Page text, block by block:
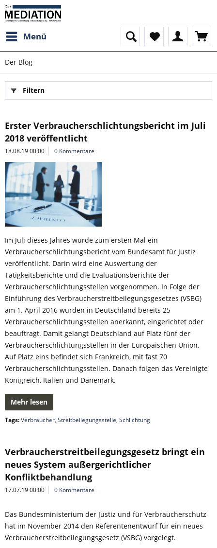
Menü
Der Blog
Filtern
Erster Verbraucherschlichtungsbericht im Juli
2018 veröffentlicht
18.08.19 00:00 0 Kommentare
Im Juli dieses Jahres wurde zum ersten Mal ein
Verbraucherschlichtungsbericht vom Bundesamt für Justiz
veröffentlicht. Darin wird eine Auswertung der
Tätigkeitsberichte und die Evaluationsberichte der
Verbraucherschlichtungsstellen vorgenommen. In Folge der
Einführung des Verbraucherstreitbeilegungsgesetzes (VSBG)
am 1. April 2016 wurden in Deutschland bereits 25
Verbraucherschlichtungsstellen anerkannt, eingerichtet oder
beauftragt. Damit gelangt Deutschland auf Platz fünf der
Verbraucherschlichtungsstellen in der Europäischen Union.
Auf Platz eins befindet sich Frankreich, mit fast 70
Verbraucherschlichtungsstellen. Danach folgen das Vereinigte
Königreich, Italien und Dänemark.
Mehr lesen
Tags:Verbraucher, Streitbeilegungsstelle, Schlichtung
Verbraucherstreitbeilegungsgesetz bringt ein
neues System außergerichtlicher
Konfliktbehandlung
17.07.19 00:00 0 Kommentare
Das Bundesministerium der Justiz und für Verbraucherschutz
hat im November 2014 den Referentenentwurf für ein neues
Verbraucherstreitbeilegungsgesetz (VSBG) vorgelegt.